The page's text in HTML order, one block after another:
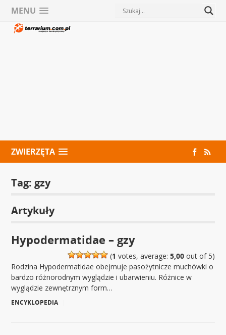
MENU
ZWIERZĘTA
Tag: gzy
Artykuły
Hypodermatidae – gzy
(1 votes, average: 5,00out of 5)
Rodzina Hypodermatidae obejmuje pasożytnicze muchówki o
bardzo różnorodnym wyglądzie i ubarwieniu. Różnice w
wyglądzie zewnętrznym form…
ENCYKLOPEDIA